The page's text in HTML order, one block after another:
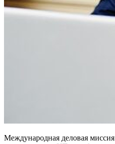
Международная деловая